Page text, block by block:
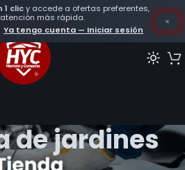
1 clicy accede a ofertas preferentes,
más rápida.
Ya tengo cuenta — Iniciar sesión
×
de jardines
“limpieza de jardines”